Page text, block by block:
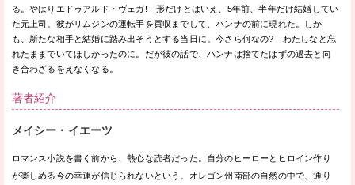
る。やはりエドゥアルド・ヴェガ! 形だけとはいえ、5年前、半年だけ結婚してい
た元上司。彼がリムジンの運転手を買収までして、ハンナの前に現れた。しか
も、新たな相手と結婚に踏み出そうとする当日に。今さら何なの? わたしなど忘
れたままでいてほしかったのに。だが彼の話で、ハンナは捨てたはずの過去と向
き合わざるをえなくなる。
著者紹介
メイシー・イエーツ
ロマンス小説を書く前から、熱心な読者だった。自分のヒーローとヒロイン作り
が楽しめる今の幸運が信じられないという。オレゴン州南部の自然の中で、通り